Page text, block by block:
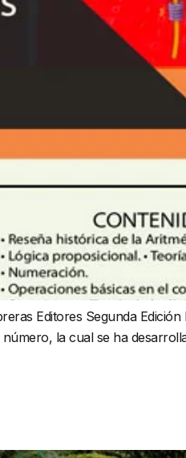
Editores Segunda Edición
la cual se ha